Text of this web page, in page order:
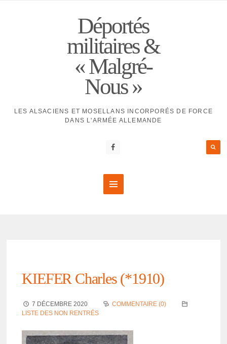
Déportés
militaires &
« Malgré-
Nous »
LES ALSACIENS ET MOSELLANS INCORPORÉS DE FORCE
DANS L'ARMÉE ALLEMANDE
KIEFER Charles (*1910)
7 DÉCEMBRE 2020
COMMENTAIRE (0)
LISTE DES NON RENTRÉS